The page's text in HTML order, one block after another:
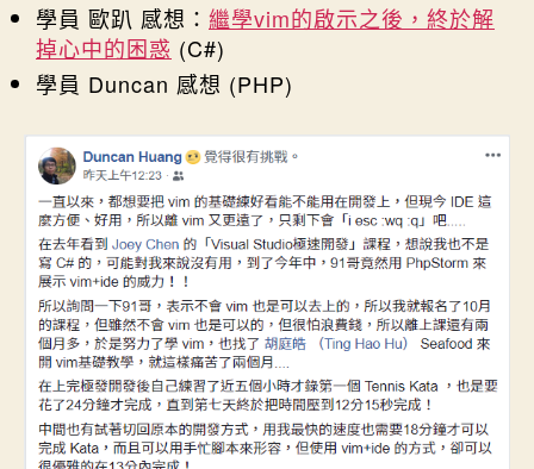
學員 歐趴 感想： 繼學vim的啟示之後，終於解
掉心中的困惑 (C#)
學員 Duncan 感想 (PHP)